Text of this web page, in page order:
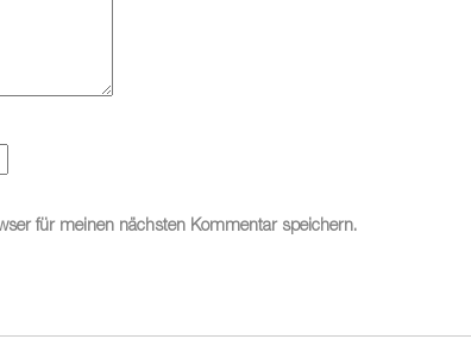
für meinen nächsten Kommentar speichern.